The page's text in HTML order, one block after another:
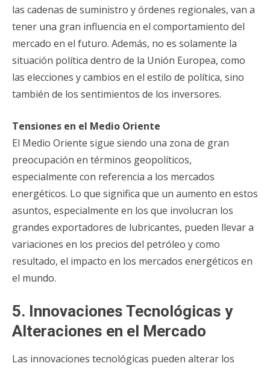
las cadenas de suministro y órdenes regionales, van a
tener una gran influencia en el comportamiento del
mercado en el futuro. Además, no es solamente la
situación política dentro de la Unión Europea, como
las elecciones y cambios en el estilo de política, sino
también de los sentimientos de los inversores.
Tensiones en el Medio Oriente
El Medio Oriente sigue siendo una zona de gran
preocupación en términos geopolíticos,
especialmente con referencia a los mercados
energéticos. Lo que significa que un aumento en estos
asuntos, especialmente en los que involucran los
grandes exportadores de lubricantes, pueden llevar a
variaciones en los precios del petróleo y como
resultado, el impacto en los mercados energéticos en
el mundo.
5. Innovaciones Tecnológicas y
Alteraciones en el Mercado
Las innovaciones tecnológicas pueden alterar los